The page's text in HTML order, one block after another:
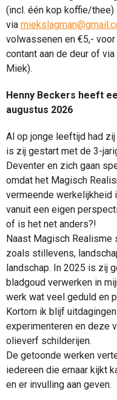
(incl. één kop koffie/
via
volwassenen en €5,-
contant aan de deur of
Miek).
Henny Beckers heeft
augustus 2026
Al op jonge leeftijd had
is zij gestart met de 3-
Deventer en zich gaan
omdat het Magisch
vermeende werkelijkheid
vanuit een eigen
of is het net anders?!
Naast Magisch
zoals stillevens,
landschap. In 2025 is zij
bladgoud verwerken in
werk wat veel geduld en
Kortom ik blijf
experimenteren en deze
olieverf schilderijen.
De getoonde werken
iedereen die ernaar kijkt
en er invulling aan geven.